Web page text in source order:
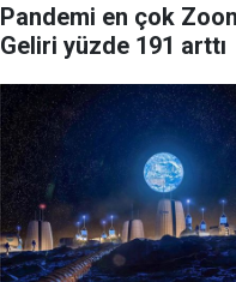
Pandemi en çok
Geliri yüzde 191 arttı